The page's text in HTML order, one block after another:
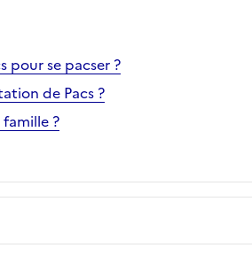
pour se pacser ?
de Pacs ?
?